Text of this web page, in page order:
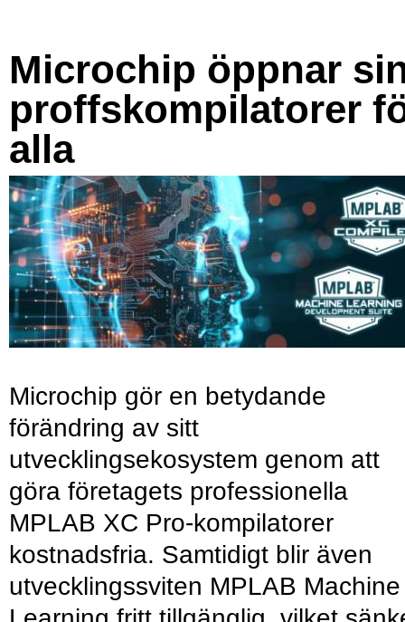
Microchip öppnar
proffskompilatorer
alla
Microchip gör en betydande
förändring av sitt
utvecklingsekosystem genom att
göra företagets professionella
MPLAB XC Pro-kompilatorer
kostnadsfria. Samtidigt blir även
utvecklingssviten MPLAB Machine